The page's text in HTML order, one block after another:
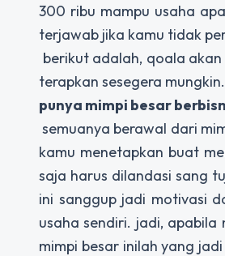
300 ribu mampu usaha
terjawab jika kamu tidak
berikut adalah, qoala
terapkan sesegera
punya mimpi besar
semuanya berawal dari
kamu menetapkan buat
saja harus dilandasi sang
ini sanggup jadi motivasi
usaha sendiri. jadi,
mimpi besar inilah yang